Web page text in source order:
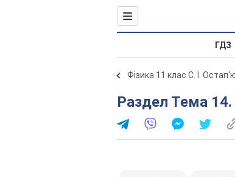
ГДЗ
Фізика 11 клас С. І.
Раздел Тема